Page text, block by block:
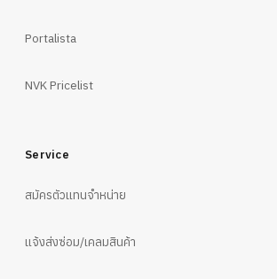
Portalista
NVK Pricelist
Service
สมัครตัวแทนจำหน่าย
แจ้งส่งซ่อม/เคลมสินค้า